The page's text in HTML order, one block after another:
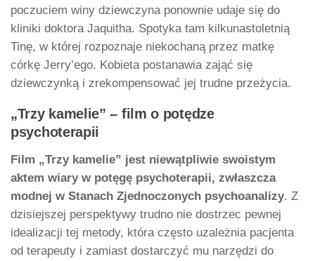
poczuciem winy dziewczyna ponownie udaje się do
kliniki doktora Jaquitha. Spotyka tam kilkunastoletnią
Tinę, w której rozpoznaje niekochaną przez matkę
córkę Jerry’ego. Kobieta postanawia zająć się
dziewczynką i zrekompensować jej trudne przeżycia.
„Trzy kamelie” – film o potędze
psychoterapii
Film „Trzy kamelie” jest niewątpliwie swoistym
aktem wiary w potęgę psychoterapii, zwłaszcza
modnej w Stanach Zjednoczonych psychoanalizy. Z
dzisiejszej perspektywy trudno nie dostrzec pewnej
idealizacji tej metody, która często uzależnia pacjenta
od terapeuty i zamiast dostarczyć mu narzędzi do